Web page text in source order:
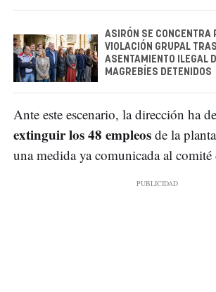
ASIRÓN SE CONCENTRA
VIOLACIÓN GRUPAL
ASENTAMIENTO ILEGAL
MAGREBÍES DETENIDOS
Ante este escenario, la dirección ha
extinguir los 48 empleos de la
una medida ya comunicada al comité